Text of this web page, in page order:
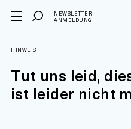
NEWSLETTER
ANMELDUNG
HINWEIS
Tut uns leid,
ist leider nicht